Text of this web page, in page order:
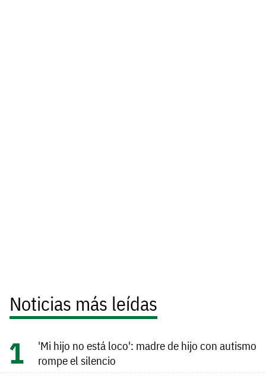
Noticias más leídas
'Mi hijo no está loco': madre de hijo con autismo
rompe el silencio